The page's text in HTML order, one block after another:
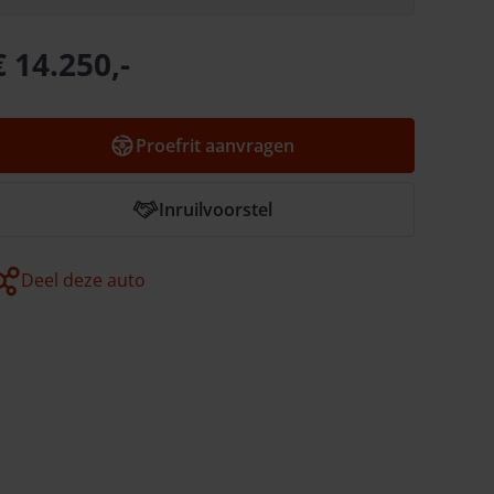
14.250,-
Proefrit aanvragen
Inruilvoorstel
Deel deze auto